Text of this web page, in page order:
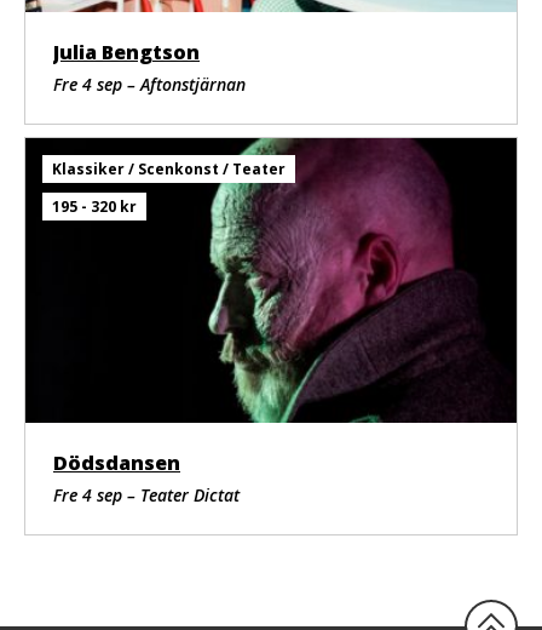
Julia Bengtson
Fre 4 sep – Aftonstjärnan
Klassiker / Scenkonst / Teater
195 - 320 kr
Dödsdansen
Fre 4 sep – Teater Dictat